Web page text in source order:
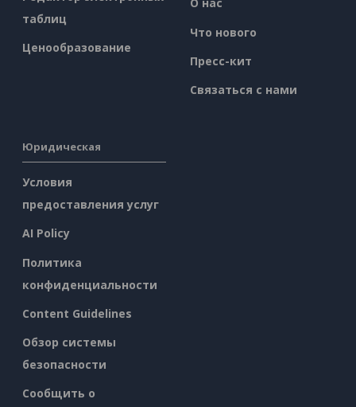
таблиц
Ценообразование
Что нового
Пресс-кит
Связаться с нами
Юридическая
Условия
предоставления услуг
AI Policy
Политика
конфиденциальности
Content Guidelines
Обзор системы
безопасности
Сообщить о